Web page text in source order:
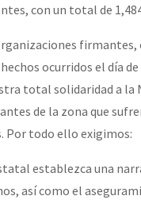
con un total de
firmantes,
ocurridos el día de
total solidaridad a la
de la zona que
Por todo ello exigimos:
establezca una
así como el